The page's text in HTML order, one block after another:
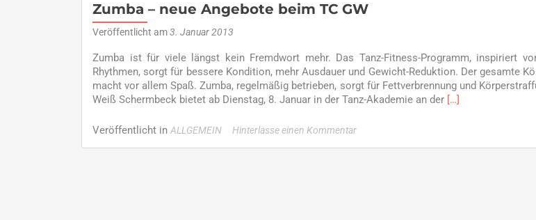
Zumba – neue Angebote beim TC GW
Veröffentlicht am3. Januar 2013
Zumba ist für viele längst kein Fremdwort mehr. Das Tanz-Fitness-Programm, inspiriert
Rhythmen, sorgt für bessere Kondition, mehr Ausdauer und Gewicht-Reduktion. Der gesamte
macht vor allem Spaß. Zumba, regelmäßig betrieben, sorgt für Fettverbrennung und
Weiß Schermbeck bietet ab Dienstag, 8. Januar in der Tanz-Akademie an der Read
[…]
Veröffentlicht in ALLGEMEIN Hinterlasse einen Kommentar